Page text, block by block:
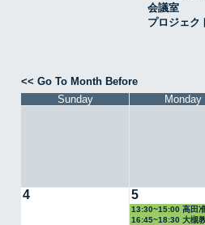
会議室
プロジェク
<< Go To Month Before
Sunday
Monday
4 5
13:30~15:00 高田
16:45~18:30 大槻